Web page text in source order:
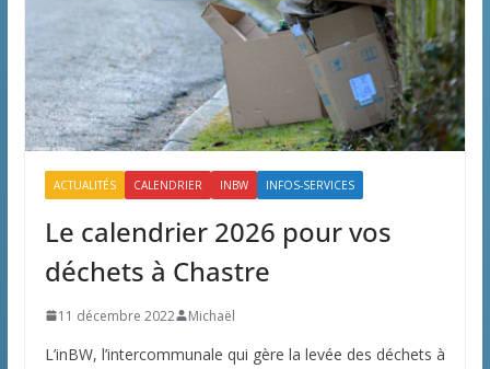
ACTUALITÉS CALENDRIER INBW INFOS-SERVICES
Le calendrier 2026 pour vos
déchets à Chastre
11 décembre 2022 Michaël
L’inBW, l’intercommunale qui gère la levée des déchets à